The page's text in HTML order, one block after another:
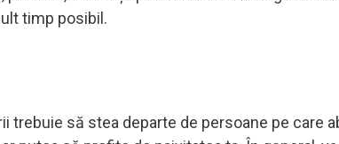
timp posibil.
trebuie să stea departe de persoane pe care